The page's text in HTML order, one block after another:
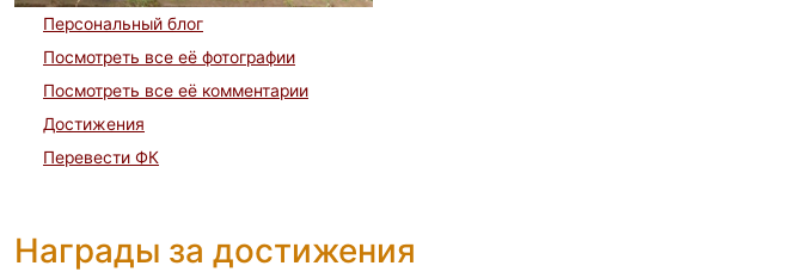
Персональный блог
Посмотреть все её фотографии
Посмотреть все её комментарии
Достижения
Перевести ФК
Награды за достижения